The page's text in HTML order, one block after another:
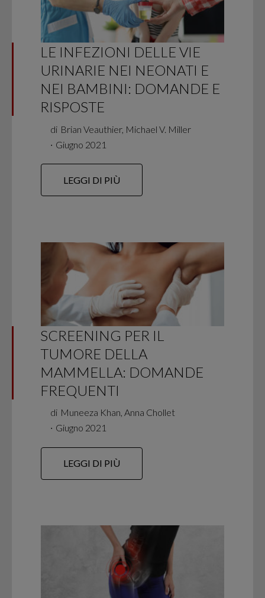
LE INFEZIONI DELLE VIE
URINARIE NEI NEONATI E
NEI BAMBINI: DOMANDE E
RISPOSTE
di Brian Veauthier, Michael V. Miller
∙ Giugno 2021
LEGGI DI PIÙ
SCREENING PER IL
TUMORE DELLA
MAMMELLA: DOMANDE
FREQUENTI
di Muneeza Khan, Anna Chollet
∙ Giugno 2021
LEGGI DI PIÙ